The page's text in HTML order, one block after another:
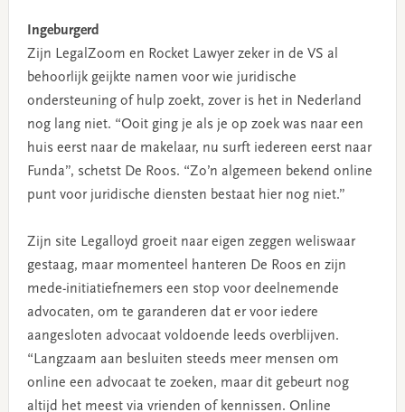
Ingeburgerd
Zijn LegalZoom en Rocket Lawyer zeker in de VS al
behoorlijk geijkte namen voor wie juridische
ondersteuning of hulp zoekt, zover is het in Nederland
nog lang niet. “Ooit ging je als je op zoek was naar een
huis eerst naar de makelaar, nu surft iedereen eerst naar
Funda”, schetst De Roos. “Zo’n algemeen bekend online
punt voor juridische diensten bestaat hier nog niet.”
Zijn site Legalloyd groeit naar eigen zeggen weliswaar
gestaag, maar momenteel hanteren De Roos en zijn
mede-initiatiefnemers een stop voor deelnemende
advocaten, om te garanderen dat er voor iedere
aangesloten advocaat voldoende leeds overblijven.
“Langzaam aan besluiten steeds meer mensen om
online een advocaat te zoeken, maar dit gebeurt nog
altijd het meest via vrienden of kennissen. Online